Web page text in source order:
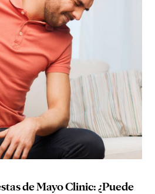
de Mayo Clinic: ¿Puede